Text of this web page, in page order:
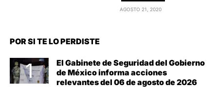
AGOSTO 21, 2020
POR SI TE LO PERDISTE
El Gabinete de Seguridad del Gobierno
de México informa acciones
relevantes del 06 de agosto de 2026